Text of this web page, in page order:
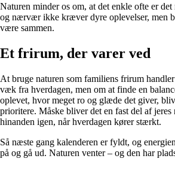
Naturen minder os om, at det enkle ofte er
og nærvær ikke kræver dyre oplevelser, men
være sammen.
Et frirum, der varer ved
At bruge naturen som familiens frirum
væk fra hverdagen, men om at finde en
oplevet, hvor meget ro og glæde det giver,
prioritere. Måske bliver det en fast del af jeres
hinanden igen, når hverdagen kører stærkt.
Så næste gang kalenderen er fyldt, og
på og gå ud. Naturen venter – og den har